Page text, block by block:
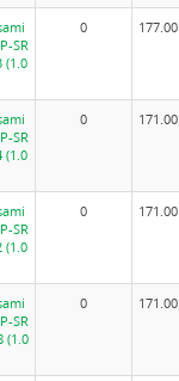
SR
(1.0
0 177.00
SR
(1.0
0 171.00
SR
(1.0
0 171.00
SR
(1.0
0 171.00